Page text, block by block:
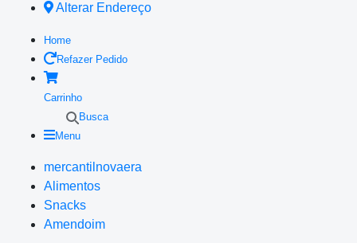
Alterar Endereço
Home
Refazer Pedido
Carrinho
Busca
Menu
mercantilnovaera
Alimentos
Snacks
Amendoim